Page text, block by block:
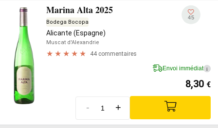
Marina Alta 2025
Bodega Bocopa
Alicante (Espagne)
Muscat d'Alexandrie
44 commentaires
45
Envoi immédiat i
8,30 €
- +